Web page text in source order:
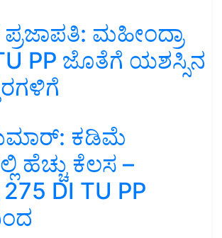
ಮಹೀಂದ್ರಾ
PP ಜೊತೆಗೆ ಯಶಸ್ಸಿನ
ಕಡಿಮೆ
ಹೆಚ್ಚು ಕೆಲಸ –
DI TU PP